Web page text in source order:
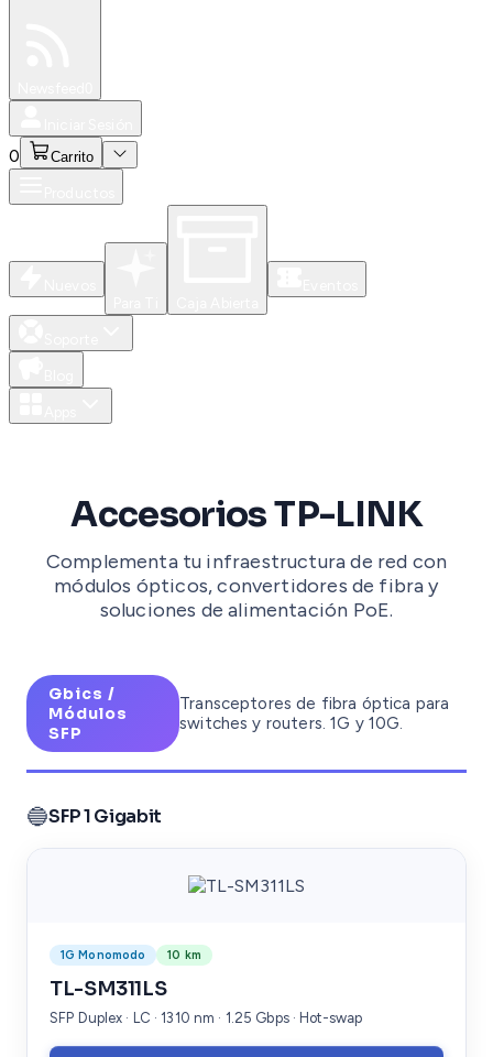
0 Carrito
Accesorios TP-LINK
Complementa tu infraestructura de red con
módulos ópticos, convertidores de fibra y
soluciones de alimentación PoE.
Gbics /
Módulos
SFP
Transceptores de fibra óptica para
switches y routers. 1G y 10G.
🔵SFP 1 Gigabit
1G Monomodo 10 km
TL-SM311LS
SFP Duplex · LC · 1310 nm · 1.25 Gbps · Hot-swap